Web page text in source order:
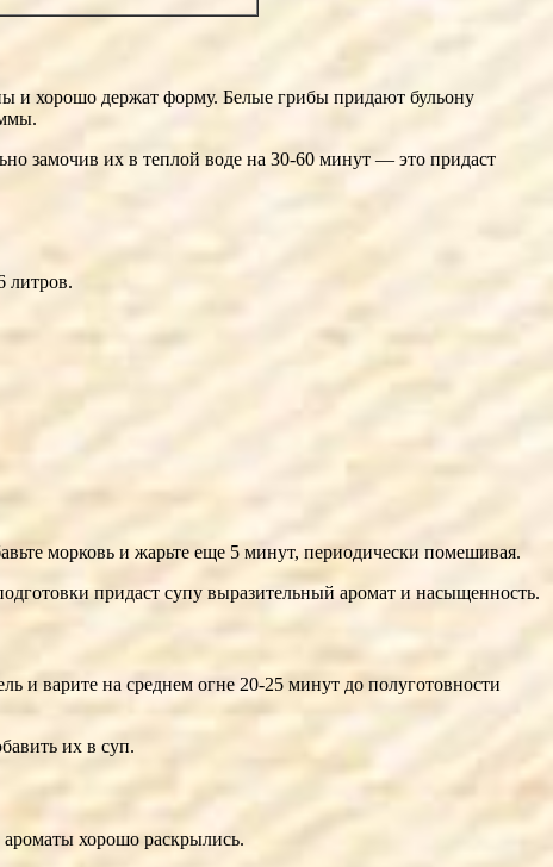
и хорошо держат форму. Белые грибы придают бульону
замочив их в теплой воде на 30-60 минут — это придаст
литров.
морковь и жарьте еще 5 минут, периодически помешивая.
придаст супу выразительный аромат и насыщенность.
и варите на среднем огне 20-25 минут до полуготовности
их в суп.
хорошо раскрылись.